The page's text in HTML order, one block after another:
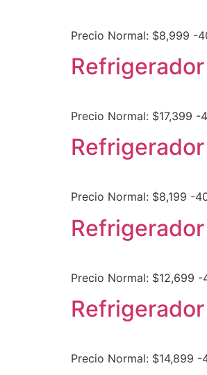
Precio Normal: $8,999 -
Precio Normal: $17,399 -
Precio Normal: $8,199 -
Refrigerador
Precio Normal: $12,699 -
Precio Normal: $14,899 -